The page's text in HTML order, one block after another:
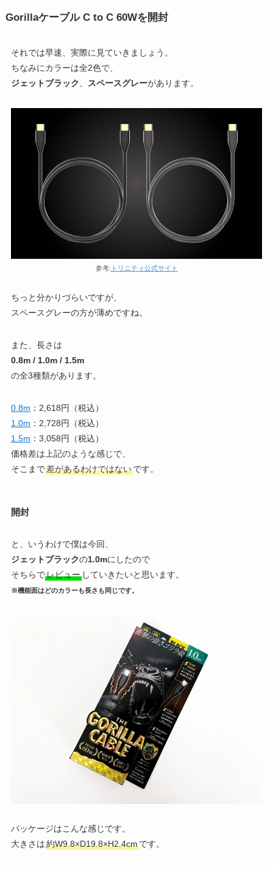
Gorillaケーブル C to C 60Wを開封
それでは早速、実際に見ていきましょう。
ちなみにカラーは全2色で、
ジェットブラック
スペースグレーがあります。
参考: トリニティ公式サイト
ちっと分かりづらいですが、
スペースグレーの方が薄めですね。
また、長さは
0.8m / 1.0m / 1.5m
の全3種類があります。
0.8m ：2,618円（税込）
1.0m ：2,728円（税込）
1.5m ：3,058円（税込）
価格差は上記のような感じで、
そこまで差があるわけではないです。
開封
と、いうわけで僕は今回、
ジェットブラックの1.0mにしたので
そちらでレビューしていきたいと思います。
※機能面はどのカラーも長さも同じです。
パッケージはこんな感じです。
大きさは約W9.8×D19.8×H2.4cmです。